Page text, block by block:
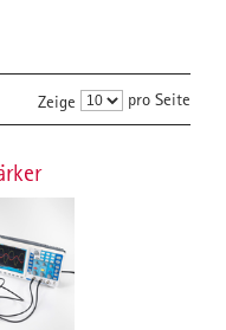
Zeige pro Seite